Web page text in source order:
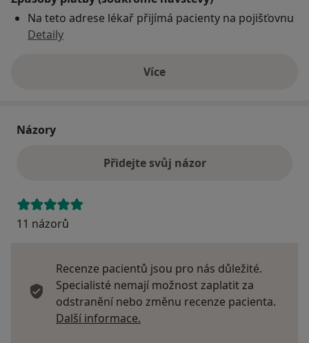
Na teto adrese lékař přijímá pacienty na pojišťovnu
Detaily
Víceo adrese
Názory
Přidejte svůj názor
11 názorů
Recenze pacientů jsou pro nás důležité.
Specialisté nemají možnost zaplatit za
odstranění nebo změnu recenze pacienta.
Další informace.